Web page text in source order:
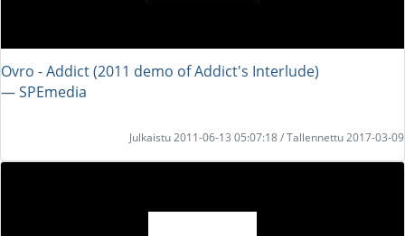
Ovro - Addict (2011 demo of Addict's Interlude)
― SPEmedia
Julkaistu 2011-06-13 05:07:18 / Tallennettu 2017-03-09